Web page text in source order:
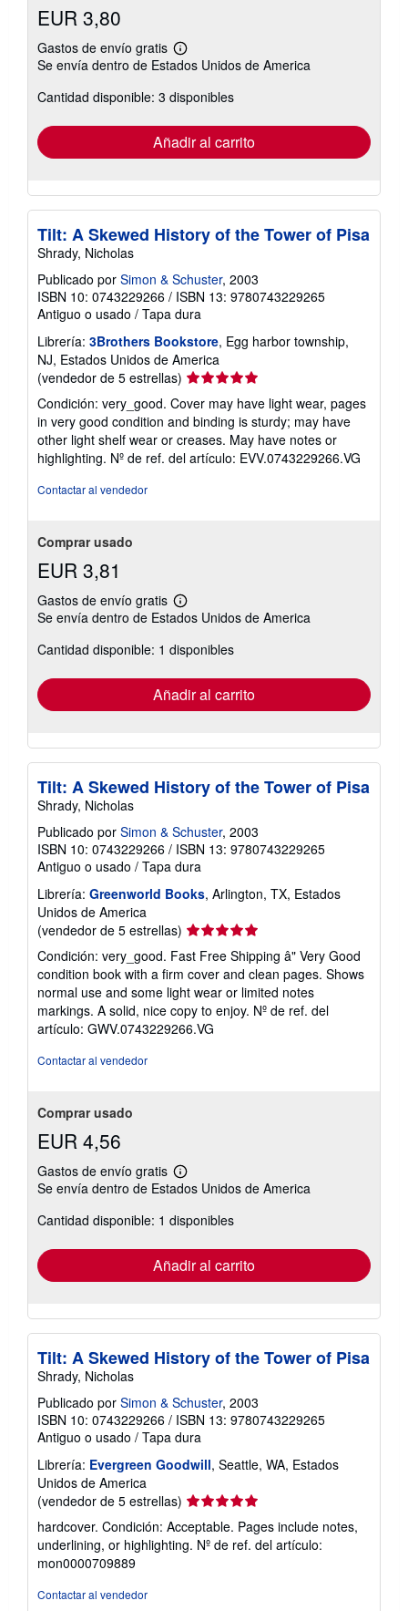
EUR 3,80
Gastos de envío gratis
Más
información
las
tarifas
envío
Se envía dentro de Estados Unidos de America
Cantidad disponible: 3 disponibles
Añadir al carrito
Tilt: A Skewed History of the Tower of Pisa
Shrady, Nicholas
Publicado por Simon & Schuster, 2003
ISBN 10: 0743229266 / ISBN 13: 9780743229265
Antiguo o usado / Tapa dura
Librería: 3Brothers Bookstore, Egg harbor township,
NJ, Estados Unidos de America
(vendedor de 5 estrellas) Calificación
vendedor:
5
de
5
Condición: very_good. Cover may have light wear, pages
in very good condition and binding is sturdy; may have
other light shelf wear or creases. May have notes or
highlighting. Nº de ref. del artículo: EVV.0743229266.VG
Contactar al vendedor
Comprar usado
EUR 3,81
Gastos de envío gratis
Más
información
las
tarifas
envío
Se envía dentro de Estados Unidos de America
Cantidad disponible: 1 disponibles
Añadir al carrito
Tilt: A Skewed History of the Tower of Pisa
Shrady, Nicholas
Publicado por Simon & Schuster, 2003
ISBN 10: 0743229266 / ISBN 13: 9780743229265
Antiguo o usado / Tapa dura
Librería: Greenworld Books, Arlington, TX, Estados
Unidos de America
(vendedor de 5 estrellas) Calificación
del
vendedor:
5
de
5
estrellas
Condición: very_good. Fast Free Shipping â" Very Good
condition book with a firm cover and clean pages. Shows
normal use and some light wear or limited notes
markings. A solid, nice copy to enjoy. Nº de ref. del
artículo: GWV.0743229266.VG
Contactar al vendedor
Comprar usado
EUR 4,56
Gastos de envío gratis
Más
información
las
tarifas
envío
Se envía dentro de Estados Unidos de America
Cantidad disponible: 1 disponibles
Añadir al carrito
Tilt: A Skewed History of the Tower of Pisa
Shrady, Nicholas
Publicado por Simon & Schuster, 2003
ISBN 10: 0743229266 / ISBN 13: 9780743229265
Antiguo o usado / Tapa dura
Librería: Evergreen Goodwill, Seattle, WA, Estados
Unidos de America
(vendedor de 5 estrellas) Calificación
vendedor:
5
hardcover. Condición: Acceptable. Pages include notes,
underlining, or highlighting. Nº de ref. del artículo:
mon0000709889
Contactar al vendedor